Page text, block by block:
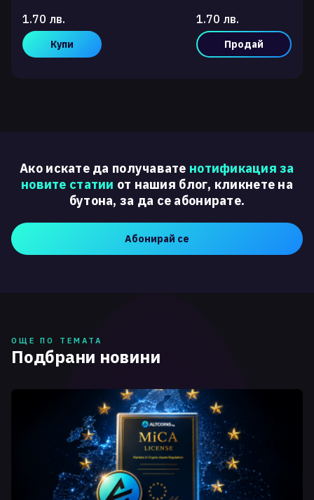
1.70 лв.
Купи
1.70 лв.
Продай
Ако искате да получавате нотификация за
новите статии от нашия блог, кликнете на
бутона, за да се абонирате.
Абонирай се
ОЩЕ ПО ТЕМАТА
Подбрани новини